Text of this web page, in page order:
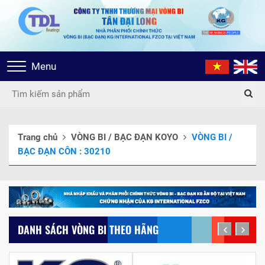
Toggle
navigation
Menu
Trang chủ VÒNG BI / BẠC ĐẠN KOYO
VÒNG BI /
BẠC ĐẠN CÔN : 30210
DANH SÁCH VÒNG BI THEO HÃNG prev next